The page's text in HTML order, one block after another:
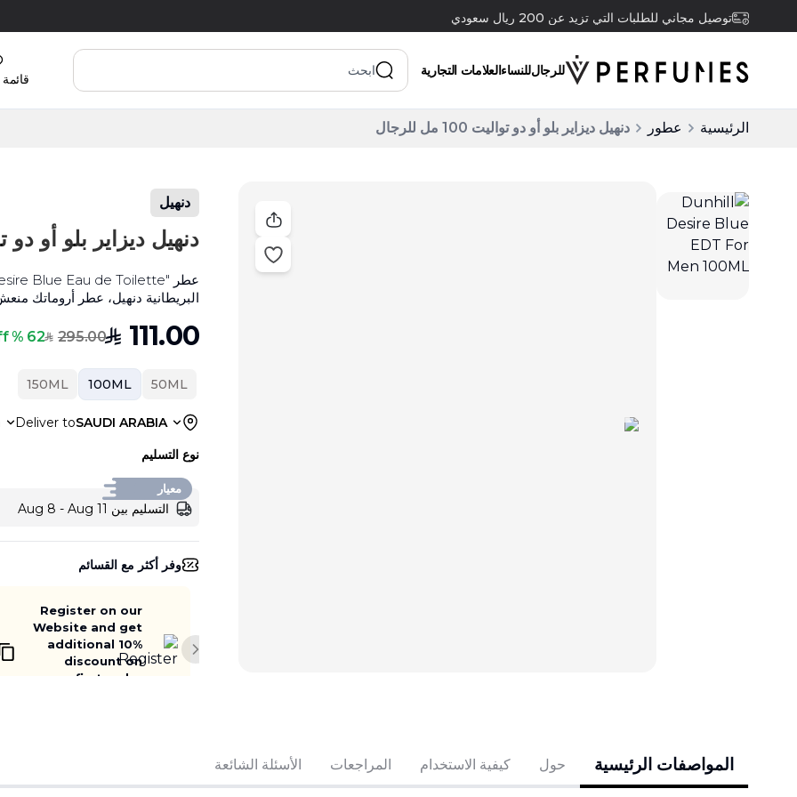
توصيل مجاني للطلبات التي تزيد عن 200 ريال سعودي
للرجالللنساءالعلامات التجارية
الرئيسية عطور دنهيل ديزاير بلو أو دو تواليت 100 مل للرجال
دنهيل
دنهيل ديزاير بلو أو دو تواليت 100
البريطانية دنهيل، عطر أروماتك
SAR 111.00
SAR 295.00
62 % Off
50ML
100ML
150ML
Deliver toSAUDI ARABIA
نوع التسليم
معيار
التسليم بين Aug 8 - Aug 11
وفر أكثر مع القسائم
Register on our
Website and get
additional 10%
discount on
your first order
Next slide
المواصفات الرئيسية حول كيفية الاستخدام المراجعات الأسئلة الشائعة